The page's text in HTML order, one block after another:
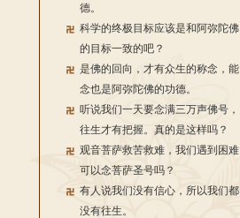
德。
科学的终极目标应该是和阿弥陀佛
的目标一致的吧？
是佛的回向，才有众生的称念，能
念也是阿弥陀佛的功德。
听说我们一天要念满三万声佛号，
往生才有把握。真的是这样吗？
观音菩萨救苦救难，我们遇到困难
可以念菩萨圣号吗？
有人说我们没有信心，所以我们都
没有往生。